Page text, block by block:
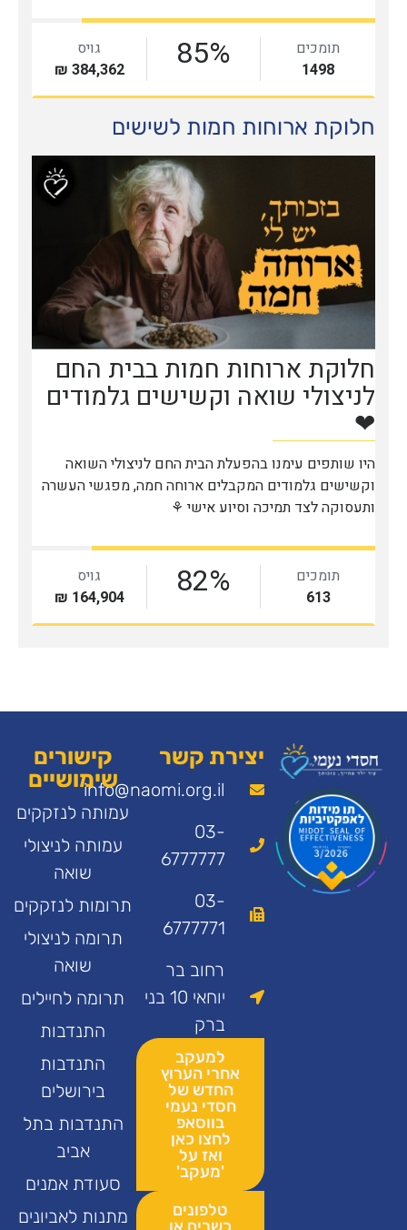
חלוקת ארוחות חמות לשישים
יצירת קשר
info@naomi.org.il
03-
6777777
03-
6777771
רחוב בר
יוחאי 10 בני
ברק
למעקב
אחרי הערוץ
החדש של
חסדי נעמי
בווסאפ
לחצו כאן
ואז על
'מעקב'
טלפונים
קישורים
שימושיים
עמותה לנזקקים
עמותה לניצולי
שואה
תרומות לנזקקים
תרומה לניצולי
שואה
תרומה לחיילים
התנדבות
התנדבות
בירושלים
התנדבות בתל
אביב
סעודת אמנים
מתנות לאביונים